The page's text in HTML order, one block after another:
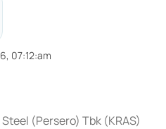
07:12:am
(Persero) Tbk (KRAS)